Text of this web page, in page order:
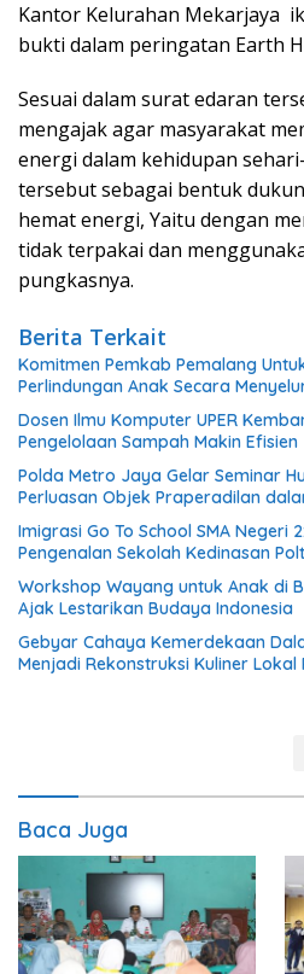
Kantor Kelurahan Mekarjaya
bukti dalam peringatan Earth
Sesuai dalam surat edaran
mengajak agar masyarakat
energi dalam kehidupan
tersebut sebagai bentuk
hemat energi, Yaitu dengan
tidak terpakai dan
pungkasnya.
Berita Terkait
Komitmen Pemkab Pemalang
Perlindungan Anak Secara
Dosen Ilmu Komputer UPER
Pengelolaan Sampah Makin Efisien
Polda Metro Jaya Gelar Seminar
Perluasan Objek Praperadilan
Imigrasi Go To School SMA Negeri
Pengenalan Sekolah Kedinasan
Workshop Wayang untuk Anak di
Ajak Lestarikan Budaya Indonesia
Gebyar Cahaya Kemerdekaan
Menjadi Rekonstruksi Kuliner Lokal
Baca Juga